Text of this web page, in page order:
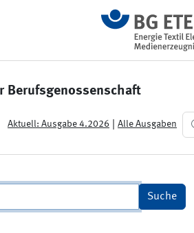
Berufsgenossenschaft
Aktuell: Ausgabe 4.2026 Alle Ausgaben